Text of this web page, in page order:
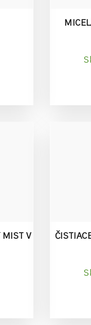
MIST V